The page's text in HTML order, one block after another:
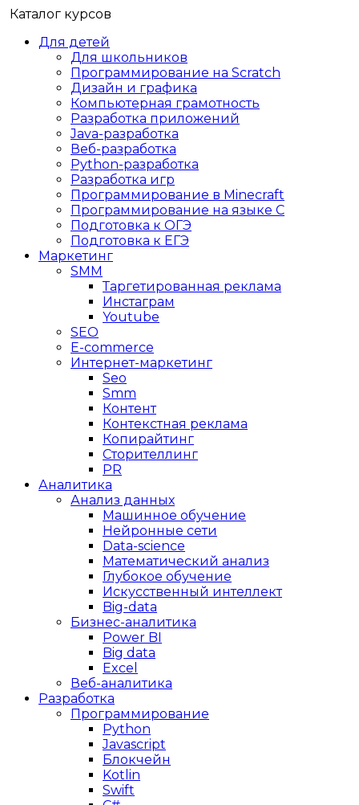
Каталог курсов
Для детей
Для школьников
Программирование на Scratch
Дизайн и графика
Компьютерная грамотность
Разработка приложений
Java-разработка
Веб-разработка
Python-разработка
Разработка игр
Программирование в Minecraft
Программирование на языке C
Подготовка к ОГЭ
Подготовка к ЕГЭ
Маркетинг
SMM
Таргетированная реклама
Инстаграм
Youtube
SEO
E-сommerce
Интернет-маркетинг
Seo
Smm
Контент
Контекстная реклама
Копирайтинг
Сторителлинг
PR
Аналитика
Анализ данных
Машинное обучение
Нейронные сети
Data-science
Математический анализ
Глубокое обучение
Искусственный интеллект
Big-data
Бизнес-аналитика
Power BI
Big data
Excel
Веб-аналитика
Разработка
Программирование
Python
Javascript
Блокчейн
Kotlin
Swift